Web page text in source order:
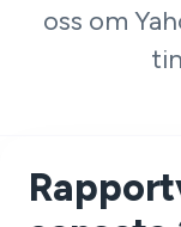
oss om